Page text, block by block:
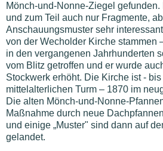
Mönch-und-Nonne-Ziegel
und zum Teil auch nur Fragmente,
Anschauungsmuster sehr
von der Wecholder Kirche stammen
in den vergangenen Jahrhunderten
vom Blitz getroffen und er wurde
Stockwerk erhöht. Die Kirche ist - bis
mittelalterlichen Turm – 1870 im
Die alten Mönch-und-Nonne-
Maßnahme durch neue
und einige „Muster" sind dann auf
gelandet.